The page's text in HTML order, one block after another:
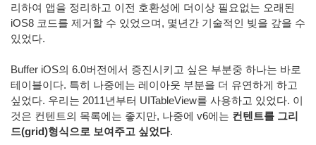
리하여 앱을 정리하고 이전 호환성에 더이상 필요없는 오래된
iOS8 코드를 제거할 수 있었으며, 몇년간 기술적인 빚을 갚을 수
있었다.
Buffer iOS의 6.0버전에서 증진시키고 싶은 부분중 하나는 바로
테이블이다. 특히 나중에는 레이아웃 부분을 더 유연하게 하고
싶었다. 우리는 2011년부터 UITableView를 사용하고 있었다. 이
것은 컨텐트의 목록에는 좋지만, 나중에 v6에는 컨텐트를 그리
드(grid)형식으로 보여주고 싶었다.